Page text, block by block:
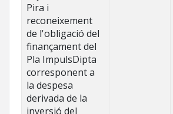
Pira i
reconeixement
de l'obligació del
finançament del
Pla ImpulsDipta
corresponent a
la despesa
derivada de la
inversió del